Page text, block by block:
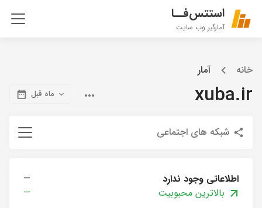
استتس‌فــا
آمارگیر وب سایت
خانه آمار
xuba.ir ماه قبل
شبکه های اجتماعی
اطلاعاتی وجود ندارد
—
بالاترین محبوبیت
—